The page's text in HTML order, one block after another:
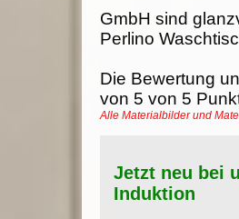
GmbH sind
Perlino
Die Bewertung
von 5 von 5
Alle Materialbilder und
Jetzt neu bei
Induktion